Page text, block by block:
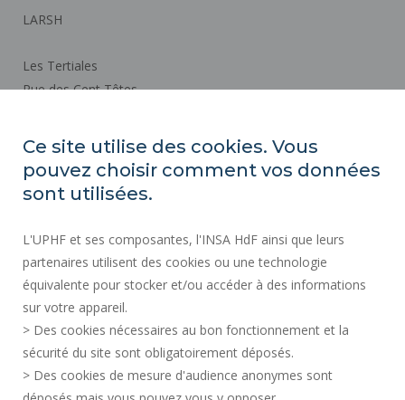
LARSH
Les Tertiales
Rue des Cent Têtes
Plan d'accès
SERVICES PUBLICS +
MARCHÉS PUBLICS
CRÉDITS
ESPACE PRESSE
RECRUTEMENTS
Ce site utilise des cookies. Vous
pouvez choisir comment vos données
sont utilisées.
L'UPHF et ses composantes, l'INSA HdF ainsi que leurs
partenaires utilisent des cookies ou une technologie
équivalente pour stocker et/ou accéder à des informations
sur votre appareil.
> Des cookies nécessaires au bon fonctionnement et la
sécurité du site sont obligatoirement déposés.
> Des cookies de mesure d'audience anonymes sont